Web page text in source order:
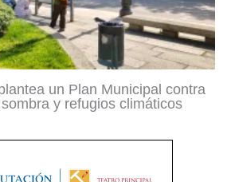
un Plan Municipal contra
y refugios climáticos